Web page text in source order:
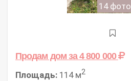
14 фото
Продам домза 4 800 000
Площадь: 114 м2